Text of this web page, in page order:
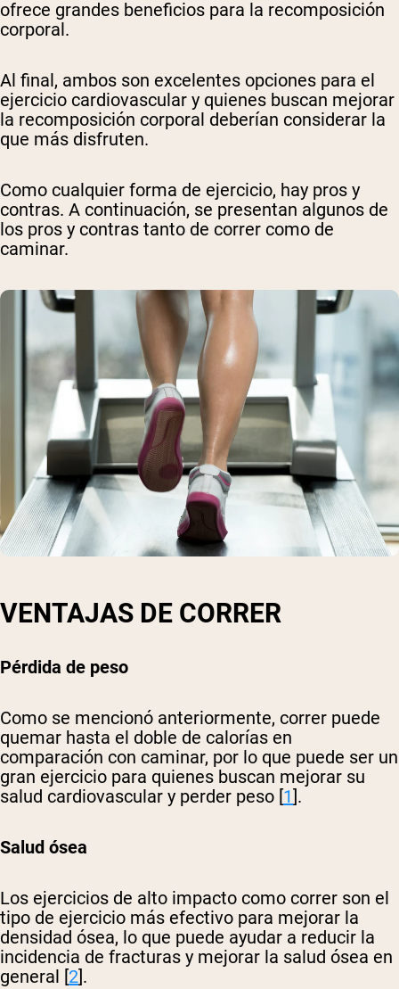
ofrece grandes beneficios para la recomposición
corporal.
Al final, ambos son excelentes opciones para el
ejercicio cardiovascular y quienes buscan mejorar
la recomposición corporal deberían considerar la
que más disfruten.
Como cualquier forma de ejercicio, hay pros y
contras. A continuación, se presentan algunos de
los pros y contras tanto de correr como de
caminar.
VENTAJAS DE CORRER
Pérdida de peso
Como se mencionó anteriormente, correr puede
quemar hasta el doble de calorías en
comparación con caminar, por lo que puede ser un
gran ejercicio para quienes buscan mejorar su
salud cardiovascular y perder peso [1].
Salud ósea
Los ejercicios de alto impacto como correr son el
tipo de ejercicio más efectivo para mejorar la
densidad ósea, lo que puede ayudar a reducir la
incidencia de fracturas y mejorar la salud ósea en
general [2].